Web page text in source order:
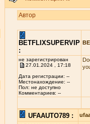
Автор
BETFLIXSUPERVIP
:
не зарегистрирован
27.01.2024 , 17:18
Дата регистрации: --
Местонахождение: --
Пол: не доступно
Комментариев: --
UFAAUTO789 :